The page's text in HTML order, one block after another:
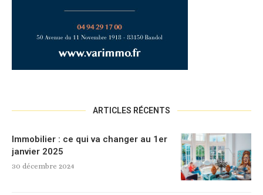
ARTICLES RÉCENTS
Immobilier : ce qui va changer au 1er
janvier 2025
30 décembre 2024